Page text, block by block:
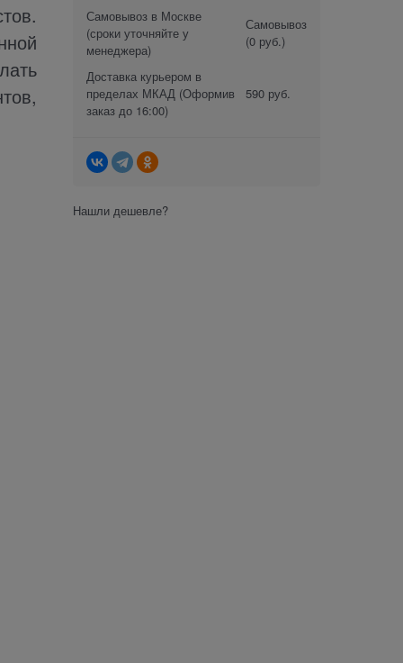
Самовывоз в Москве
(сроки уточняйте у
менеджера)
Самовывоз
(0 руб.)
Доставка курьером в
пределах МКАД (Оформив
заказ до 16:00)
590 руб.
Нашли дешевле?